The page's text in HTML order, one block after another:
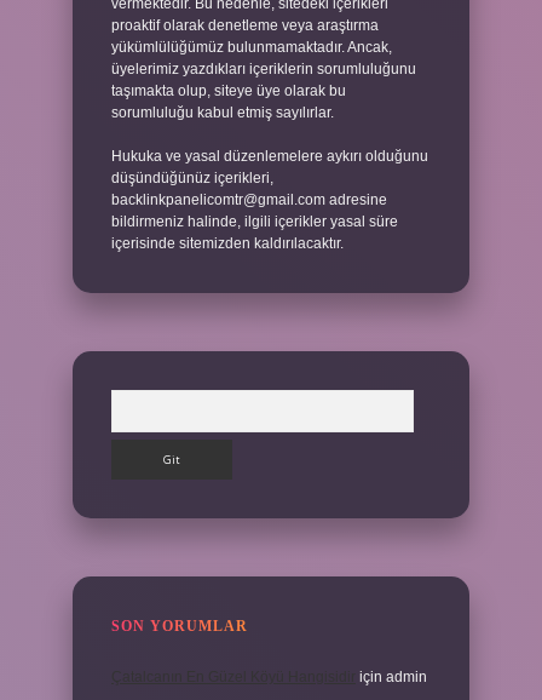
vermektedir. Bu nedenle, sitedeki içerikleri
proaktif olarak denetleme veya araştırma
yükümlülüğümüz bulunmamaktadır. Ancak,
üyelerimiz yazdıkları içeriklerin sorumluluğunu
taşımakta olup, siteye üye olarak bu
sorumluluğu kabul etmiş sayılırlar.
Hukuka ve yasal düzenlemelere aykırı olduğunu
düşündüğünüz içerikleri,
backlinkpanelicomtr@gmail.com adresine
bildirmeniz halinde, ilgili içerikler yasal süre
içerisinde sitemizden kaldırılacaktır.
SON YORUMLAR
için admin